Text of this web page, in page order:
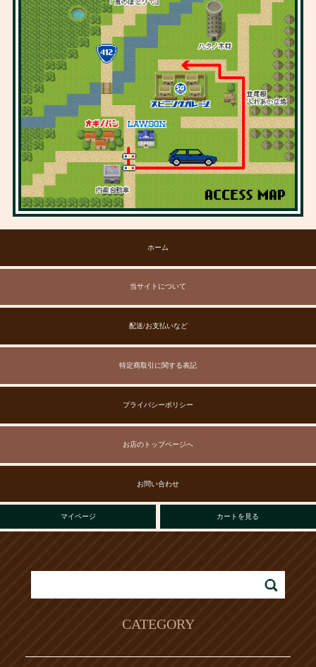
ホーム
当サイトについて
配送/お支払いなど
特定商取引に関する表記
プライバシーポリシー
お店のトップページへ
お問い合わせ
マイページ カートを見る
CATEGORY